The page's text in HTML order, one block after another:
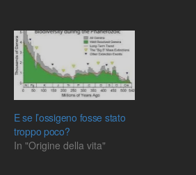
E se l’ossigeno fosse stato
troppo poco?
In "Origine della vita"